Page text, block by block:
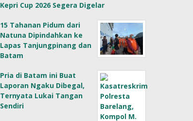
Kepri Cup 2026 Segera Digelar
15 Tahanan Pidum dari
Natuna Dipindahkan ke
Lapas Tanjungpinang dan
Batam
Pria di Batam ini Buat
Laporan Ngaku Dibegal,
Ternyata Lukai Tangan
Sendiri